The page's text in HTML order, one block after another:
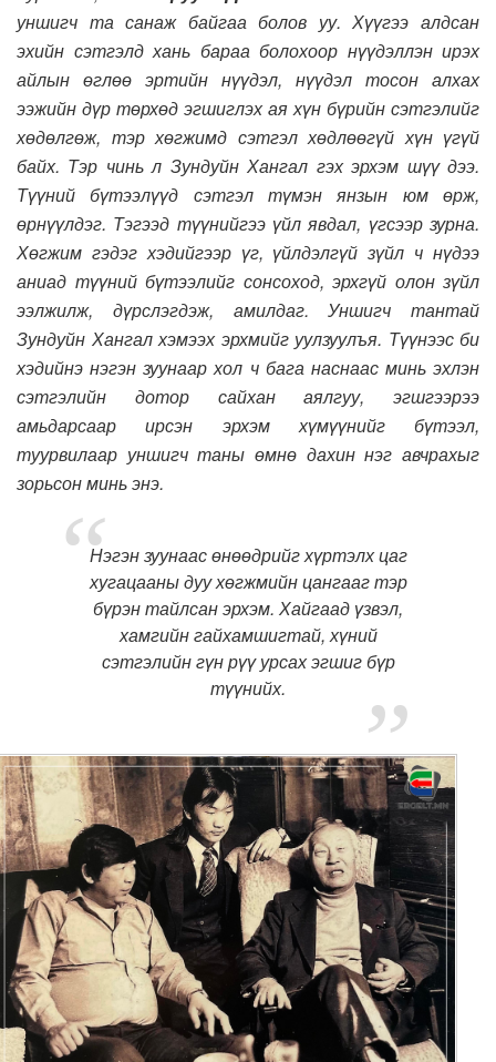
уншигч та санаж байгаа болов уу. Хүүгээ алдсан
эхийн сэтгэлд хань бараа болохоор нүүдэллэн ирэх
айлын өглөө эртийн нүүдэл, нүүдэл тосон алхах
ээжийн дүр төрхөд эгшиглэх ая хүн бүрийн сэтгэлийг
хөдөлгөж, тэр хөгжимд сэтгэл хөдлөөгүй хүн үгүй
байх. Тэр чинь л Зундуйн Хангал гэх эрхэм шүү дээ.
Түүний бүтээлүүд сэтгэл түмэн янзын юм өрж,
өрнүүлдэг. Тэгээд түүнийгээ үйл явдал, үгсээр зурна.
Хөгжим гэдэг хэдийгээр үг, үйлдэлгүй зүйл ч нүдээ
аниад түүний бүтээлийг сонсоход, эрхгүй олон зүйл
ээлжилж, дүрслэгдэж, амилдаг. Уншигч тантай
Зундуйн Хангал хэмээх эрхмийг уулзуулъя. Түүнээс би
хэдийнэ нэгэн зуунаар хол ч бага наснаас минь эхлэн
сэтгэлийн дотор сайхан аялгуу, эгшгээрээ
амьдарсаар ирсэн эрхэм хүмүүнийг бүтээл,
туурвилаар уншигч таны өмнө дахин нэг авчрахыг
зорьсон минь энэ.
Нэгэн зуунаас өнөөдрийг хүртэлх цаг
хугацааны дуу хөгжмийн цангааг тэр
бүрэн тайлсан эрхэм. Хайгаад үзвэл,
хамгийн гайхамшигтай, хүний
сэтгэлийн гүн рүү урсах эгшиг бүр
түүнийх.